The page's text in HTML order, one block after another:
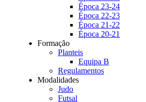
Época 23-24
Época 22-23
Época 21-22
Época 20-21
Formação
Planteis
Equipa B
Regulamentos
Modalidades
Judo
Futsal